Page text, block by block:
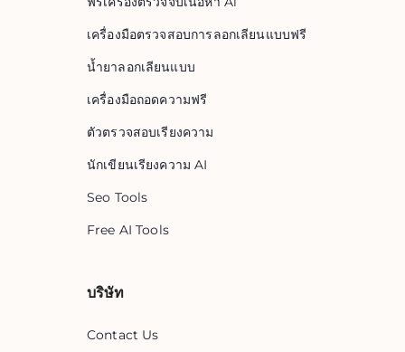
เครื่องมือตรวจสอบการลอกเลียนแบบฟรี
น้ำยาลอกเลียนแบบ
เครื่องมือถอดความฟรี
ตัวตรวจสอบเรียงความ
นักเขียนเรียงความ AI
Seo Tools
Free AI Tools
บริษัท
Contact Us